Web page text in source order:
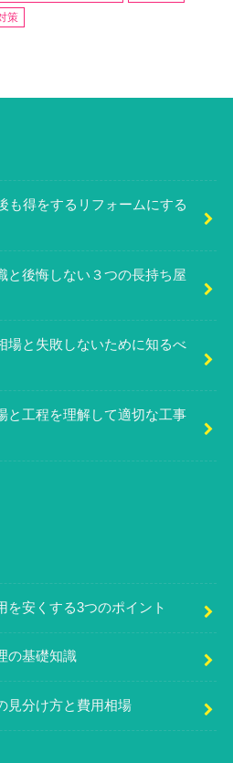
策
も得をするリフォームにする
と後悔しない３つの長持ち屋
場と失敗しないために知るべ
と工程を理解して適切な工事
を安くする3つのポイント
の基礎知識
見分け方と費用相場